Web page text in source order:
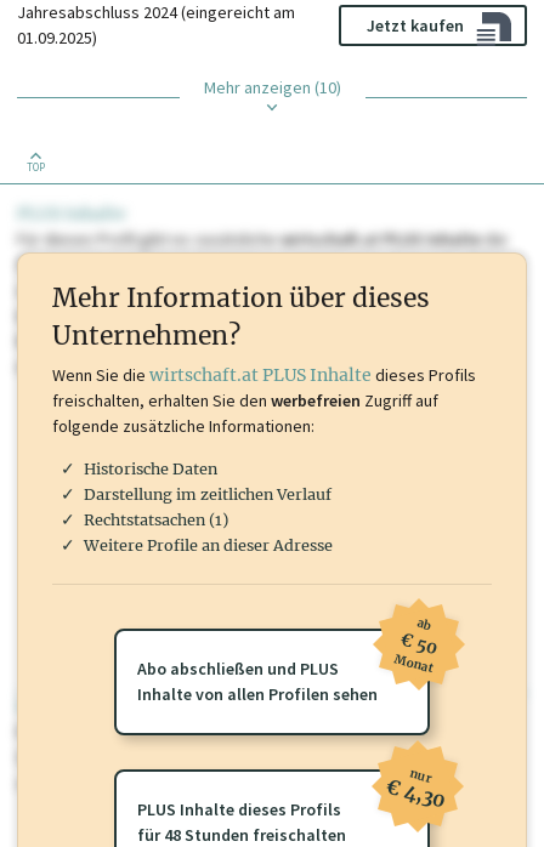
Jahresabschluss 2024 (eingereicht am
01.09.2025)
Jetzt kaufen
Mehr anzeigen (10)
TOP
PLUS Inhalte
Für dieses Profil gibt es zusätzlichewirtschaft.at PLUS Inhaltedie
Sie momentan nicht einsehen können. Schalten Sie dieses Profil frei
oder loggen Sie sich ein um diese Inhalte zu sehen. wirtschaft.at PLUS
Marken, Patente, Rechtstatsachen, OTS-Aussendungen, und viele
mehr.
wirtschaft.at PLUS
Für dieses Profil gibt es zusätzlichewirtschaft.at PLUS Inhalte
Sie momentan nicht einsehen können. Schalten Sie dieses Profil frei
oder loggen Sie sich ein um diese Inhalte zu sehen.
Mehr Information über dieses
Unternehmen?
Wenn Sie die wirtschaft.at PLUS Inhalte dieses Profils
freischalten, erhalten Sie den werbefreien Zugriff auf
folgende zusätzliche Informationen:
Historische Daten
Darstellung im zeitlichen Verlauf
Rechtstatsachen (1)
Weitere Profile an dieser Adresse
Abo abschließen und PLUS
Inhalte von allen Profilen sehen
ab
€ 50
Monat
PLUS Inhalte dieses Profils
für 48 Stunden freischalten
nur
€ 4,30